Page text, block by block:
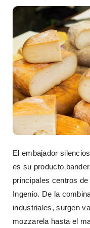
El embajador
es su producto
principales centros
Ingenio. De la
industriales, surgen
mozzarela hasta el